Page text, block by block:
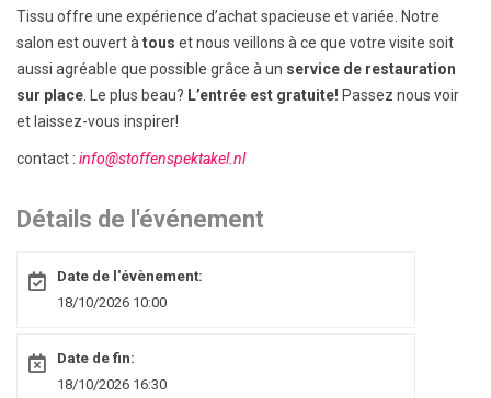
Tissu offre une expérience d’achat spacieuse et variée. Notre
salon est ouvert à tous et nous veillons à ce que votre visite soit
aussi agréable que possible grâce à un service de restauration
sur place . Le plus beau? L’entrée est gratuite! Passez nous voir
et laissez-vous inspirer!
contact : info@stoffenspektakel.nl
Détails de l'événement
Date de l'évènement:
18/10/2026 10:00
Date de fin:
18/10/2026 16:30